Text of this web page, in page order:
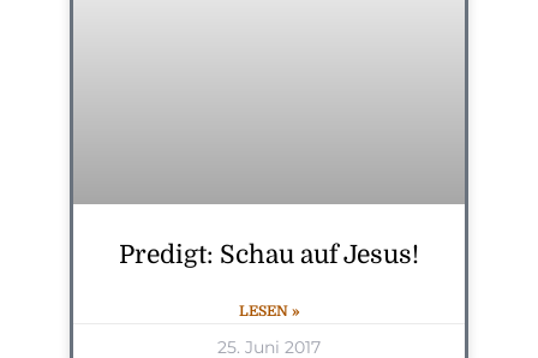
Predigt: Schau auf Jesus!
LESEN »
25. Juni 2017